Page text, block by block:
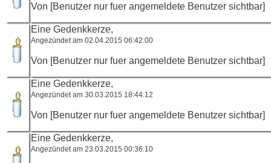
Von [Benutzer nur fuer angemeldete Benutzer sichtbar]
Eine Gedenkkerze,
Angezündet am 02.04.2015 06:42:00
Von [Benutzer nur fuer angemeldete Benutzer sichtbar]
Eine Gedenkkerze,
Angezündet am 30.03.2015 18:44:12
Von [Benutzer nur fuer angemeldete Benutzer sichtbar]
Eine Gedenkkerze,
Angezündet am 23.03.2015 00:36:10